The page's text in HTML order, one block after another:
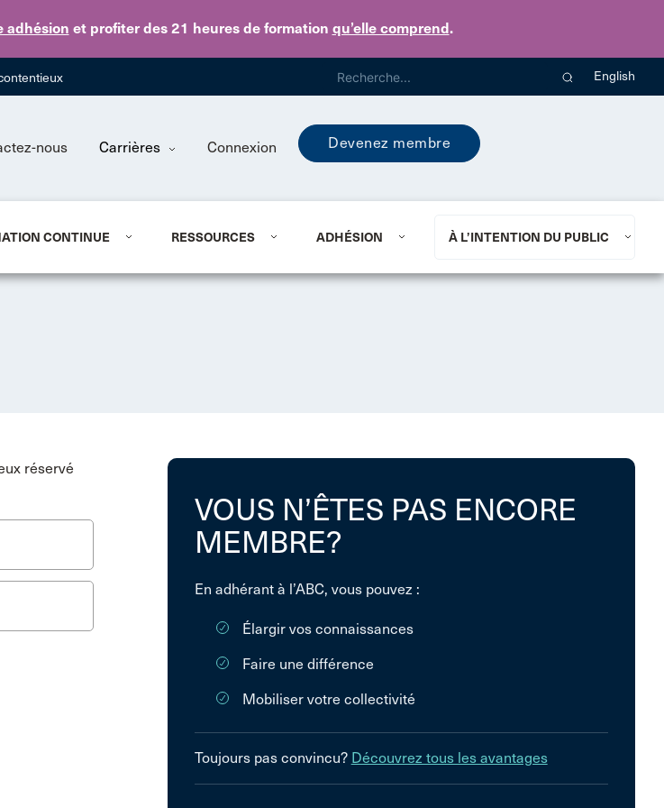
adhésion et profiter des 21 heures de formation qu’elle comprend.
Skip to main content
English
nous Carrières Connexion Devenez membre
CONTINUE RESSOURCES ADHÉSION À L’INTENTION DU PUBLIC
réservé
VOUS N’ÊTES PAS ENCORE
MEMBRE?
En adhérant à l’ABC, vous pouvez :
Élargir vos connaissances
Faire une différence
Mobiliser votre collectivité
Toujours pas convincu? Découvrez tous les avantages